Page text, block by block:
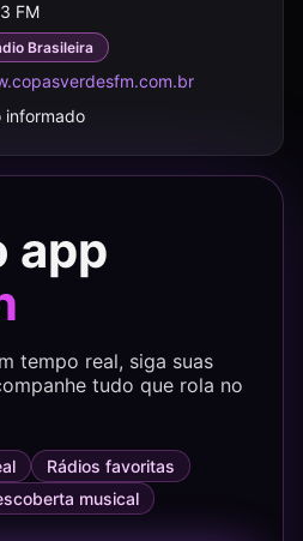
FM
Brasileira
informado
app
tempo real, siga suas
tudo que rola no
Rádios favoritas
musical